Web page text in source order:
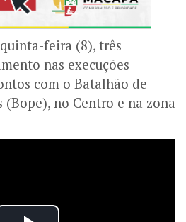
feira (8), três
nas execuções
com o Batalhão de
(Bope), no Centro e na zona